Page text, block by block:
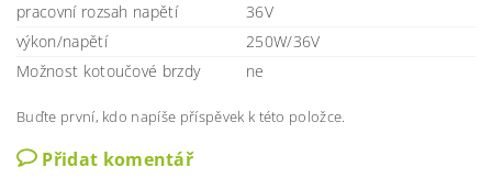
pracovní rozsah napětí
36V
výkon/napětí
250W/36V
Možnost kotoučové brzdy
ne
Buďte první, kdo napíše příspěvek k této položce.
Přidat komentář